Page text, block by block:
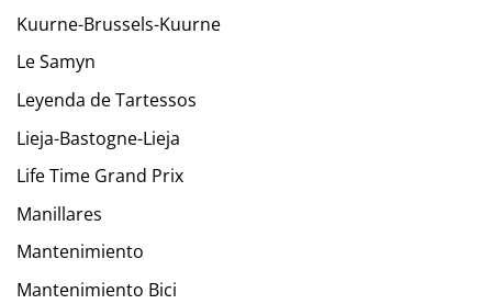
Kuurne-Brussels-Kuurne
Le Samyn
Leyenda de Tartessos
Lieja-Bastogne-Lieja
Life Time Grand Prix
Manillares
Mantenimiento
Mantenimiento Bici